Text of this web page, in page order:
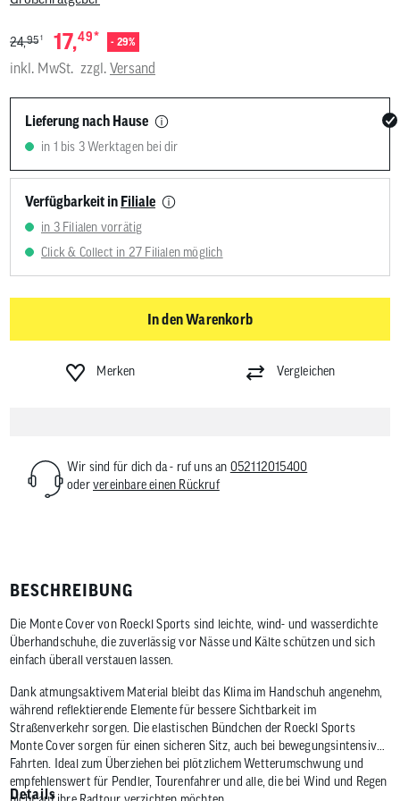
24,95 1 17,49* - 29%
inkl. MwSt. zzgl. Versand
Lieferung nach Hause
in 1 bis 3 Werktagen bei dir
Verfügbarkeit in Filiale
in 3 Filialen vorrätig
Click & Collect in 27 Filialen möglich
In den Warenkorb
Merken Vergleichen
Wir sind für dich da - ruf uns an 052112015400
odervereinbare einen Rückruf
BESCHREIBUNG
Die Monte Cover von Roeckl Sports sind leichte, wind- und wasserdichte
Überhandschuhe, die zuverlässig vor Nässe und Kälte schützen und sich
einfach überall verstauen lassen.
Dank atmungsaktivem Material bleibt das Klima im Handschuh angenehm,
während reflektierende Elemente für bessere Sichtbarkeit im
Straßenverkehr sorgen. Die elastischen Bündchen der Roeckl Sports
Monte Cover sorgen für einen sicheren Sitz, auch bei bewegungsintensiven
Fahrten. Ideal zum Überziehen bei plötzlichem Wetterumschwung und
empfehlenswert für Pendler, Tourenfahrer und alle, die bei Wind und Regen
Details